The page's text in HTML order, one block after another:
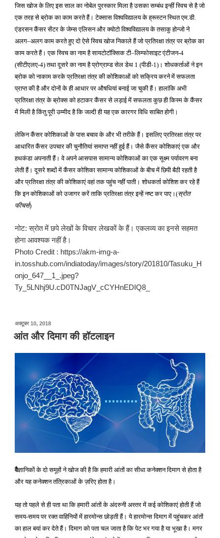
जिस खोज के लिए इस साल का नोबेल पुरस्कार मिला है उसका सम्बंध इन्हीं स्विच से है जो
एक तरह से ब्रोक का काम करते हैं। टेक्सास विश्वविद्यालय के ह्रूस्टन स्थित एम.डी
एंडरसन कैंसर सेंटर के जेम्स एलिसन और क्योटो विश्वविद्यालय के तसाकु होन्जो ने
अलग–अलग काम करते हुए दो ऐसे स्विच खोज निकाले हैं जो प्रतिरक्षा तंत्र पर ब्रोक का
काम करते हैं। एक स्विच का नाम है सायटोटॉक्सिक टी–लिम्फोसाइट एंटीजन-4
(सीटीएलए-4)तथा दूसरे का नाम है प्रोग्राम्ड सेल डेथ 1 (पीडी-1) । शोधकर्ताओं ने इन
ब्रोक को नाकाम करके प्रतिरक्षा तंत्र की कोशिकाओं को सक्रिय करने में सफलता
प्राप्त की है और दोनों के ही आधार पर औषधियां बनाई जा चुकी हैं। हालांकि अभी
प्रतिरक्षा तंत्र के ब्रोक्स को हटाकर कैंसर से लड़ाई में सफलता कुछ ही किस्म के कैंसर
में मिली है किंतु पूरी उम्मीद है कि जल्दी ही यह एक कारगर विधि साबित होगी।
लेकिन कैंसर कोशिकाओं के पास बचाव के और भी तरीके हैं। इसलिए प्रतिरक्षा तंत्र पर
आधारित कैंसर उपचार की चुनौतियां समाप्त नहीं हुई हैं। जैसे कैंसर कोशिकाएं एक और
हथकंडा अपनाती हैं। वे अपने आसपास सामान्य कोशिकाओं का एक सूक्ष्म पर्यावरण बना
लेती हैं। दूसरे शब्दों में कैंसर कोशिका सामान्य कोशिकाओं के बीच में छिपी बैठी रहती है
और प्रतिरक्षा तंत्र की कोशिकाएं वहां तक पहुंच नहीं पाती। शोधकर्ता कोशिश कर रहे हैं
कि इन कोशिकाओं को उजागर करें ताकि प्रतिरक्षा तंत्र इन्हें नष्ट कर पाए। (स्रोत
फीचर्स)
नोट: स्रोत में छपे लेखों के विचार लेखकों के हैं। एकलव्य का इनसे सहमत
होना आवश्यक नहीं है।
Photo Credit : https://akm-img-a-
in.tosshub.com/indiatoday/images/story/201810/Tasuku_H
onjo_647__1_.jpeg?
Ty_5LNhj9U.cD0TNJagV_cCYHnEDIQ8_
अक्टूबर 10, 2018पर
प्रकाशित
किया
आंत और दिमाग की हॉटलाइन
वैज्ञानिकों के दो समूहों ने खोज की है कि हमारी आंतों का सीधा कनेक्शन दिमाग से होता है
और यह कनेक्शन तंत्रिकाओं के ज़रिए होता है।
यह तो पहले से ही पता था कि हमारी आंतों के अंदरुनी अस्तर में कई कोशिकाएं होती हैं जो
समय-समय पर रक्त वाहिनियों में हारमोन्स छोड़ती हैं। ये हारमोन्स दिमाग में पहुंचकर आंतों
का हाल बयां कर देते हैं। दिमाग को पता चल जाता है कि पेट भर गया है या भूखा है। मगर